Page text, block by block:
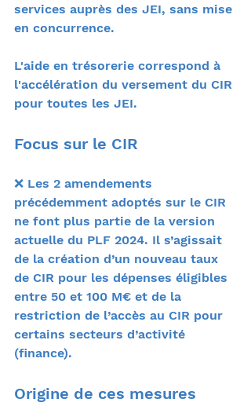
services auprès des JEI, sans mise
en concurrence.
L'aide en trésorerie correspond à
l'accélération du versement du CIR
pour toutes les JEI.
Focus sur le CIR
❌ Les 2 amendements
précédemment adoptés sur le CIR
ne font plus partie de la version
actuelle du PLF 2024. Il s’agissait
de la création d’un nouveau taux
de CIR pour les dépenses éligibles
entre 50 et 100 M€ et de la
restriction de l’accès au CIR pour
certains secteurs d’activité
(finance).
Origine de ces mesures